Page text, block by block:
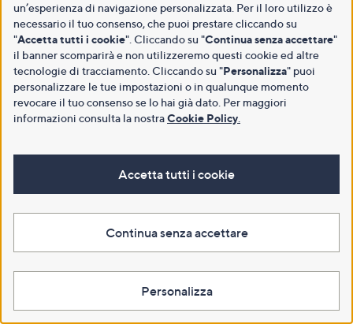
un’esperienza di navigazione personalizzata. Per il loro utilizzo è
necessario il tuo consenso, che puoi prestare cliccando su
"Accetta tutti i cookie". Cliccando su "Continua senza accettare"
il banner scomparirà e non utilizzeremo questi cookie ed altre
tecnologie di tracciamento. Cliccando su "Personalizza" puoi
personalizzare le tue impostazioni o in qualunque momento
revocare il tuo consenso se lo hai già dato. Per maggiori
informazioni consulta la nostraCookie Policy
Accetta tutti i cookie
Continua senza accettare
Personalizza